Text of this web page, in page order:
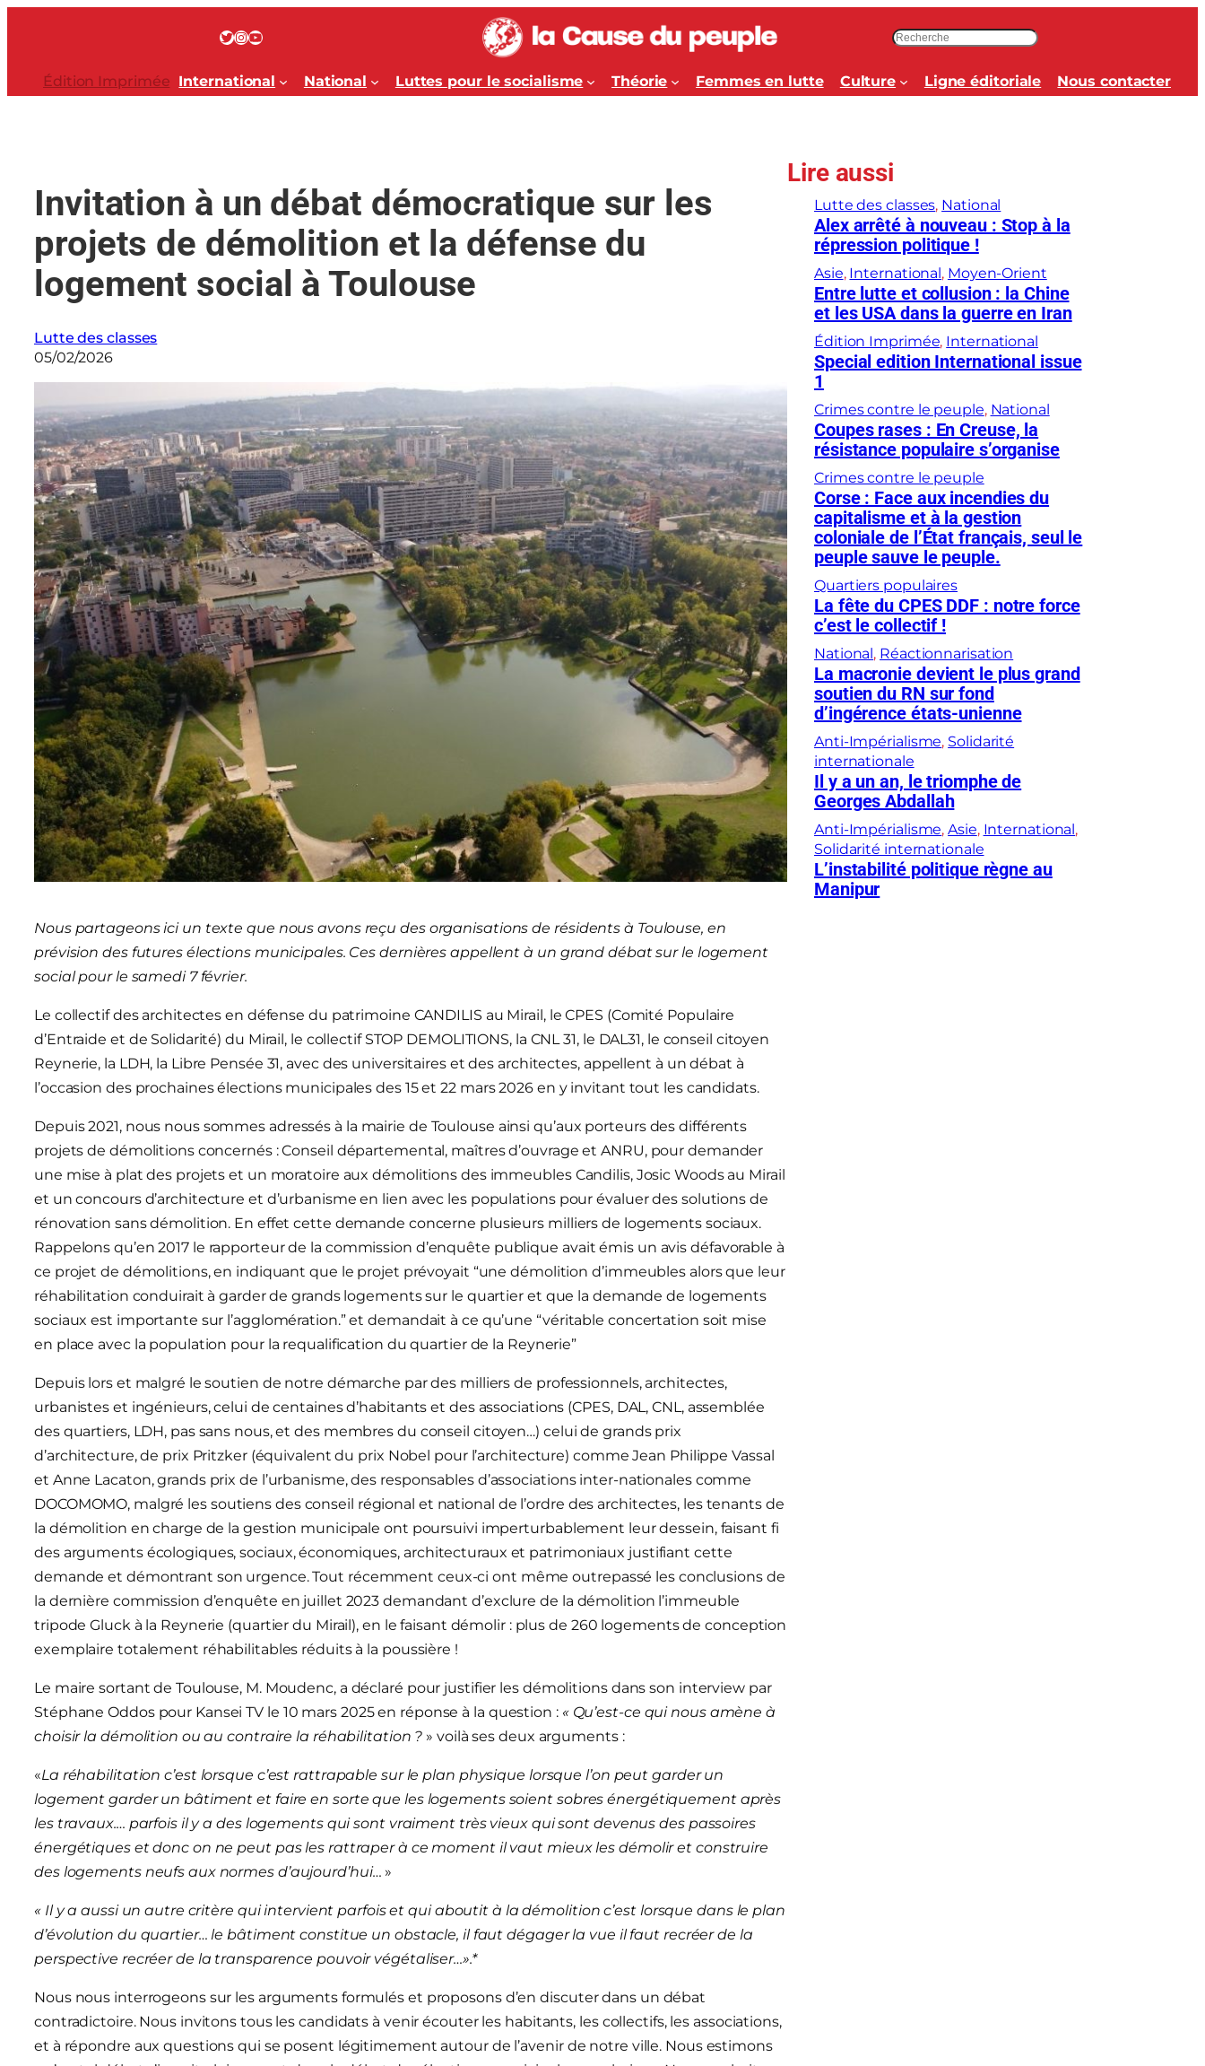
Twitter InstagramYouTube
c
h
h
r
Édition Imprimée International National Luttes pour le socialisme Théorie Femmes en lutte Culture Ligne éditoriale Nous contacter
Invitation à un débat démocratique sur les
projets de démolition et la défense du
logement social à Toulouse
Lutte des classes
05/02/2026
Nous partageons ici un texte que nous avons reçu des organisations de résidents à Toulouse, en
prévision des futures élections municipales. Ces dernières appellent à un grand débat sur le logement
social pour le samedi 7 février.
Le collectif des architectes en défense du patrimoine CANDILIS au Mirail, le CPES (Comité Populaire
d’Entraide et de Solidarité) du Mirail, le collectif STOP DEMOLITIONS, la CNL 31, le DAL31, le conseil citoyen
Reynerie, la LDH, la Libre Pensée 31, avec des universitaires et des architectes, appellent à un débat à
l’occasion des prochaines élections municipales des 15 et 22 mars 2026 en y invitant tout les candidats.
Depuis 2021, nous nous sommes adressés à la mairie de Toulouse ainsi qu’aux porteurs des différents
projets de démolitions concernés : Conseil départemental, maîtres d’ouvrage et ANRU, pour demander
une mise à plat des projets et un moratoire aux démolitions des immeubles Candilis, Josic Woods au Mirail
et un concours d’architecture et d’urbanisme en lien avec les populations pour évaluer des solutions de
rénovation sans démolition. En effet cette demande concerne plusieurs milliers de logements sociaux.
Rappelons qu’en 2017 le rapporteur de la commission d’enquête publique avait émis un avis défavorable à
ce projet de démolitions, en indiquant que le projet prévoyait “une démolition d’immeubles alors que leur
réhabilitation conduirait à garder de grands logements sur le quartier et que la demande de logements
sociaux est importante sur l’agglomération.” et demandait à ce qu’une “véritable concertation soit mise
en place avec la population pour la requalification du quartier de la Reynerie”
Depuis lors et malgré le soutien de notre démarche par des milliers de professionnels, architectes,
urbanistes et ingénieurs, celui de centaines d’habitants et des associations (CPES, DAL, CNL, assemblée
des quartiers, LDH, pas sans nous, et des membres du conseil citoyen…) celui de grands prix
d’architecture, de prix Pritzker (équivalent du prix Nobel pour l’architecture) comme Jean Philippe Vassal
et Anne Lacaton, grands prix de l’urbanisme, des responsables d’associations inter-nationales comme
DOCOMOMO, malgré les soutiens des conseil régional et national de l’ordre des architectes, les tenants de
la démolition en charge de la gestion municipale ont poursuivi imperturbablement leur dessein, faisant fi
des arguments écologiques, sociaux, économiques, architecturaux et patrimoniaux justifiant cette
demande et démontrant son urgence. Tout récemment ceux-ci ont même outrepassé les conclusions de
la dernière commission d’enquête en juillet 2023 demandant d’exclure de la démolition l’immeuble
tripode Gluck à la Reynerie (quartier du Mirail), en le faisant démolir : plus de 260 logements de conception
exemplaire totalement réhabilitables réduits à la poussière !
Le maire sortant de Toulouse, M. Moudenc, a déclaré pour justifier les démolitions dans son interview par
Stéphane Oddos pour Kansei TV le 10 mars 2025 en réponse à la question :« Qu’est-ce qui nous amène à
choisir la démolition ou au contraire la réhabilitation ?» voilà ses deux arguments :
«La réhabilitation c’est lorsque c’est rattrapable sur le plan physique lorsque l’on peut garder un
logement garder un bâtiment et faire en sorte que les logements soient sobres énergétiquement après
les travaux.… parfois il y a des logements qui sont vraiment très vieux qui sont devenus des passoires
énergétiques et donc on ne peut pas les rattraper à ce moment il vaut mieux les démolir et construire
des logements neufs aux normes d’aujourd’hui…»
« Il y a aussi un autre critère qui intervient parfois et qui aboutit à la démolition c’est lorsque dans le plan
d’évolution du quartier… le bâtiment constitue un obstacle, il faut dégager la vue il faut recréer de la
perspective recréer de la transparence pouvoir végétaliser…».*
Nous nous interrogeons sur les arguments formulés et proposons d’en discuter dans un débat
contradictoire. Nous invitons tous les candidats à venir écouter les habitants, les collectifs, les associations,
et à répondre aux questions qui se posent légitimement autour de l’avenir de notre ville. Nous estimons
Lire aussi
Lutte des classes, National
Alex arrêté à nouveau : Stop à la
répression politique !
Asie, International, Moyen-Orient
Entre lutte et collusion : la Chine
et les USA dans la guerre en Iran
Édition Imprimée, International
Special edition International issue
1
Crimes contre le peuple, National
Coupes rases : En Creuse, la
résistance populaire s’organise
Crimes contre le peuple
Corse : Face aux incendies du
capitalisme et à la gestion
coloniale de l’État français, seul le
peuple sauve le peuple.
Quartiers populaires
La fête du CPES DDF : notre force
c’est le collectif !
National, Réactionnarisation
La macronie devient le plus grand
soutien du RN sur fond
d’ingérence états-unienne
Anti-Impérialisme, Solidarité
internationale
Il y a un an, le triomphe de
Georges Abdallah
Anti-Impérialisme, Asie, International
Solidarité internationale
L’instabilité politique règne au
Manipur